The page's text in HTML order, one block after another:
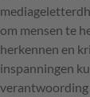
om mensen te
herkennen en
inspanningen
verantwoording